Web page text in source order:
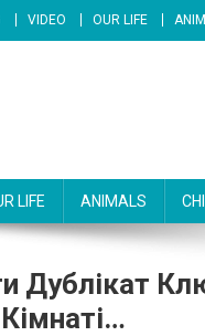
VIDEO OUR LIFE
LIFE ANIMALS
Дублікат